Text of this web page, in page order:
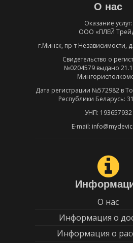
О нас
Оказание услуг:
ООО «ПЛЕЙ
г.Минск, пр-т Независимости,
Свидетельство о
№0204579 выдано
Дата регистрации №572982 в
Республики Беларусь:
УНП: 193657932
E-mail:
О нас
Информация о
Информация о